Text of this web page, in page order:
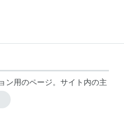
ン用のページ。サイト内の主